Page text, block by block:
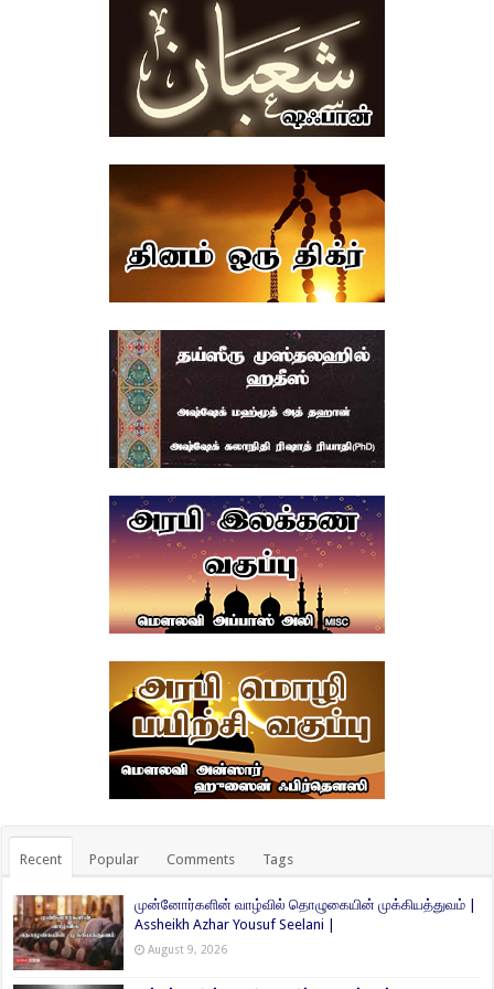
Recent Popular Comments Tags
முன்னோர்களின் வாழ்வில் தொழுகையின் முக்கியத்துவம் |
Assheikh Azhar Yousuf Seelani |
August 9, 2026